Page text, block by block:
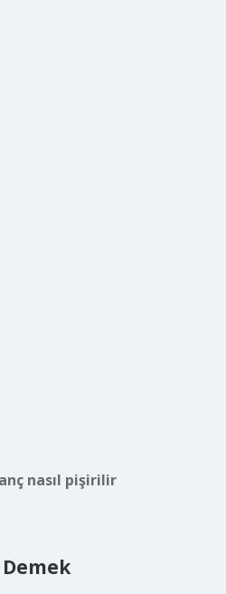
nasıl pişirilir